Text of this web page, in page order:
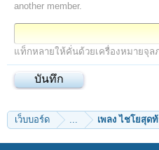
another member.
แท็กหลายให้คั่นด้วยเครื่องหมายจุล
เว็บบอร์ด ... เพลง ไชโยสุด